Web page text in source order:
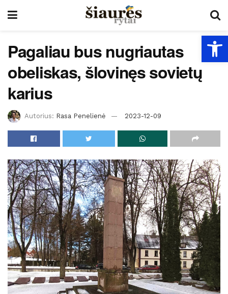
Pagaliau bus nugriautas
obeliskas, šlovinęs sovietų
karius
Autorius: Rasa Penelienė 2023-12-09